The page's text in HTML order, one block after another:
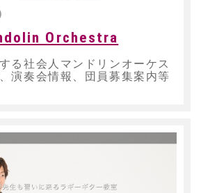
Orchestra
る社会人マンドリンオーケス
演奏会情報、団員募集案内等